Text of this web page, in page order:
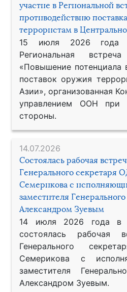
участие в Региональной
противодействию
террористам в
15 июля 2026 года
Региональная
«Повышение потенциала
поставок оружия
Азии», организованная
управлением ООН при
стороны.
14.07.2026
Состоялась рабочая
Генерального секретаря
Семерикова с
заместителя
Александром Зуевым
14 июля 2026 года в
состоялась рабочая
Генерального
Семерикова с
заместителя
Александром Зуевым.